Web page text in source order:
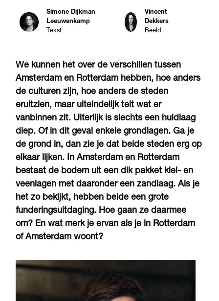
Simone Dijkman
Leeuwenkamp
Tekst
Vincent
Dekkers
Beeld
We kunnen het over de verschillen tussen
Amsterdam en Rotterdam hebben, hoe anders
de culturen zijn, hoe anders de steden
eruitzien, maar uiteindelijk telt wat er
vanbinnen zit. Uiterlijk is slechts een huidlaag
diep. Of in dit geval enkele grondlagen. Ga je
de grond in, dan zie je dat beide steden erg op
elkaar lijken. In Amsterdam en Rotterdam
bestaat de bodem uit een dik pakket klei- en
veenlagen met daaronder een zandlaag. Als je
het zo bekijkt, hebben beide een grote
funderingsuitdaging. Hoe gaan ze daarmee
om? En wat merk je ervan als je in Rotterdam
of Amsterdam woont?